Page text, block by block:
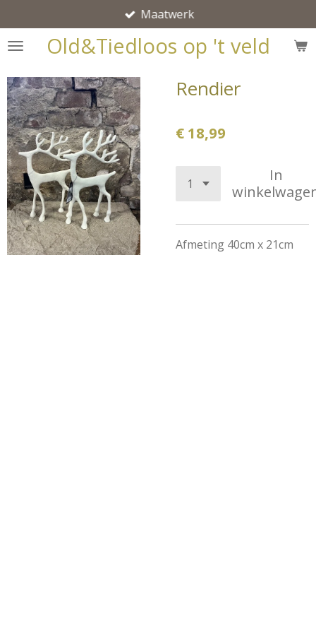
direct
naar
hoofdinhoud
Old&Tiedloos op 't veld
Maatwerk
Rendier
€ 18,99
In
Afmeting 40cm x 21cm